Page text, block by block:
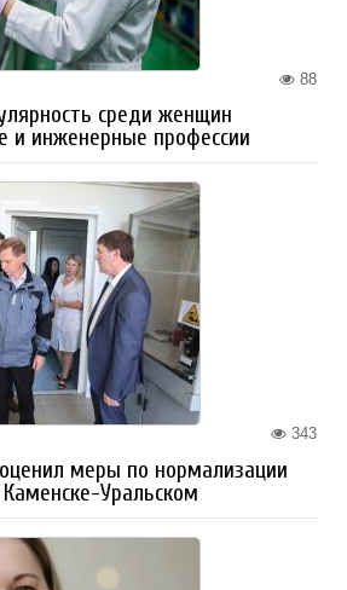
88
среди женщин
и инженерные профессии
343
меры по нормализации
Уральском